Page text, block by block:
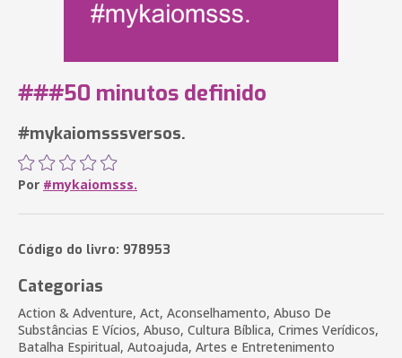
###50 minutos definido
#mykaiomsssversos.
Por #mykaiomsss.
Código do livro: 978953
Categorias
Action & Adventure, Act, Aconselhamento, Abuso De
Substâncias E Vícios, Abuso, Cultura Bíblica, Crimes Verídicos,
Batalha Espiritual, Autoajuda, Artes e Entretenimento